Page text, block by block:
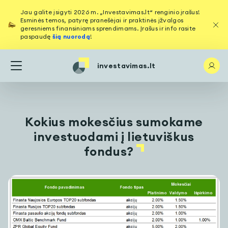
Jau galite įsigyti 2026 m. „Investavimas.lt“ renginio įrašus!
Esminės temos, patyrę pranešėjai ir praktinės įžvalgos
geresniems finansiniams sprendimams. Įrašus ir info rasite
paspaudę šią nuorodą!
investavimas.lt
Kokius mokesčius sumokame
investuodami į lietuviškus
fondus?